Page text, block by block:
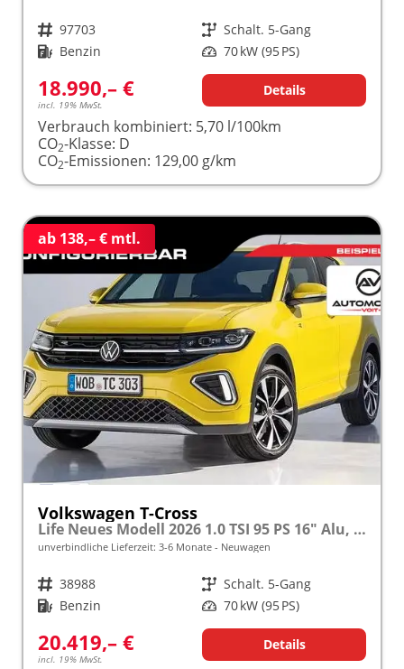
Fahrzeugnr. 97703 Getriebe Schalt. 5-Gang
Kraftstoff Benzin Leistung 70 kW (95 PS)
18.990,– €
incl. 19% MwSt.
Details
Verbrauch kombiniert: 5,70 l/100km
CO2-Klasse: D
CO2-Emissionen: 129,00 g/km
ab 138,– € mtl.
Volkswagen T-Cross
Life Neues Modell 2026 1.0 TSI 95 PS 16" Alu, Parksensoren vo/hi, LED-Scheinwerfer, Radio Composition 8", App-Connect, Klima, M-Lederlenkrad, Digitales Cockpit, Müdigkeitserkennung, Dachreling, Lane Assist, Armlehne vorn
unverbindliche Lieferzeit: 3-6 Monate Neuwagen
Fahrzeugnr. 38988 Getriebe Schalt. 5-Gang
Kraftstoff Benzin Leistung 70 kW (95 PS)
20.419,– €
incl. 19% MwSt.
Details